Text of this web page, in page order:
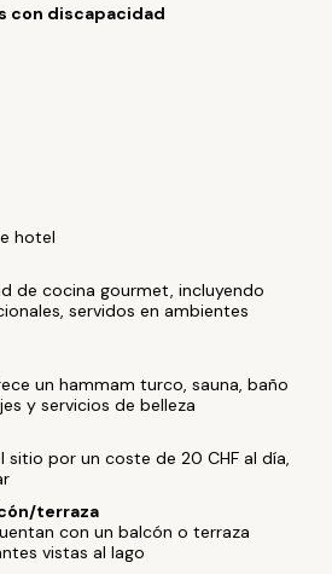
con discapacidad
hotel
de cocina gourmet, incluyendo
servidos en ambientes
un hammam turco, sauna, baño
y servicios de belleza
sitio por un coste de 20 CHF al día,
terraza
con un balcón o terraza
vistas al lago